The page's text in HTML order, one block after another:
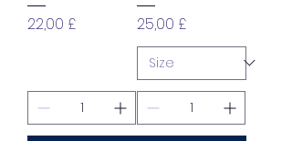
Pris
22,00 £
Pris
25,00 £